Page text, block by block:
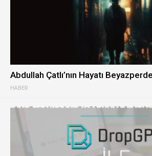
HABER
Abdullah Çatlı’nın Hayatı